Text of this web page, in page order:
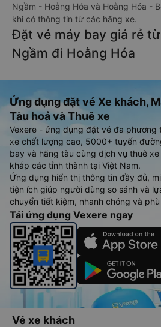
Ngầm - Hoằng Hóa và Hoằng Hóa -
khi có thông tin từ các hãng xe.
Đặt vé máy bay giá rẻ
Ngầm đi Hoằng Hóa
Ứng dụng đặt vé Xe khách,
Tàu hoả và Thuê xe
Vexere - ứng dụng đặt vé đa phương
xe chất lượng cao, 5000+ tuyến
bay và hãng tàu cùng dịch vụ thuê
khắp các tỉnh thành tại Việt Nam.
Ứng dụng hiển thị thông tin đầy đủ,
tiện ích giúp người dùng so sánh và
chuyển tiết kiệm, nhanh chóng và
Tải ứng dụng Vexere ngay
Vé xe khách